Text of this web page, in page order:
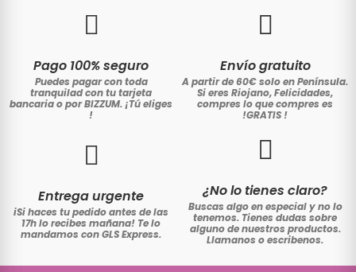
Pago 100% seguro
Puedes pagar con toda
tranquilad con tu tarjeta
bancaria o por BIZZUM. ¡Tú eliges
!
Envío gratuito
A partir de 60€ solo en Península.
Si eres Riojano, Felicidades,
compres lo que compres es
!GRATIS !
Entrega urgente
iSi haces tu pedido antes de las
17h lo recibes mañana! Te lo
mandamos con GLS Express.
¿No lo tienes claro?
Buscas algo en especial y no lo
tenemos. Tienes dudas sobre
alguno de nuestros productos.
Llamanos o escribenos.